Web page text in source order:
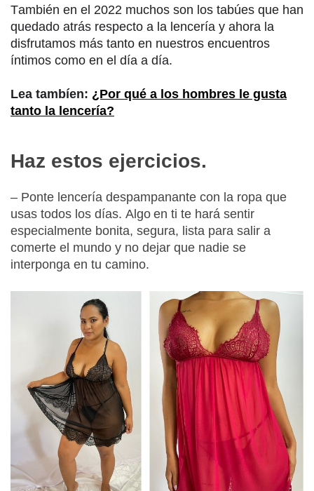
También en el 2022 muchos son los tabúes que han
quedado atrás respecto a la lencería y ahora la
disfrutamos más tanto en nuestros encuentros
íntimos como en el día a día.
Lea tambíen: ¿Por qué a los hombres le gusta
tanto la lencería?
Haz estos ejercicios.
– Ponte lencería despampanante con la ropa que
usas todos los días. Algo en ti te hará sentir
especialmente bonita, segura, lista para salir a
comerte el mundo y no dejar que nadie se
interponga en tu camino.